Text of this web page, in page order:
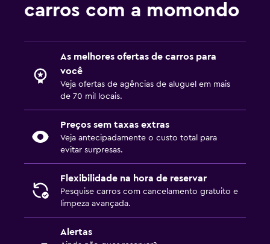
carros com a momondo
As melhores ofertas de carros para
você
Veja ofertas de agências de aluguel em mais
de 70 mil locais.
Preços sem taxas extras
Veja antecipadamente o custo total para
evitar surpresas.
Flexibilidade na hora de reservar
Pesquise carros com cancelamento gratuito e
limpeza avançada.
Alertas